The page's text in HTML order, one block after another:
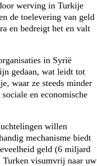
werving in Turkije
de toelevering van geld
en bedreigt het en valt
in Syrië
gedaan, wat leidt tot
waar ze steeds minder
en economische
willen
mechanisme biedt
geld (6 miljard
Turken visumvrij naar uw